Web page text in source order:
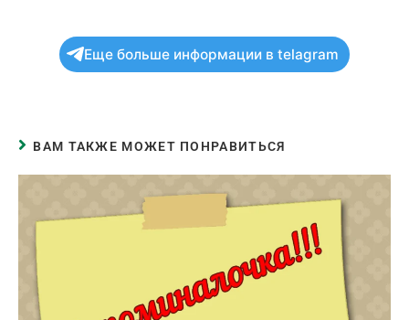
Еще больше информации в telagram
ВАМ ТАКЖЕ МОЖЕТ ПОНРАВИТЬСЯ